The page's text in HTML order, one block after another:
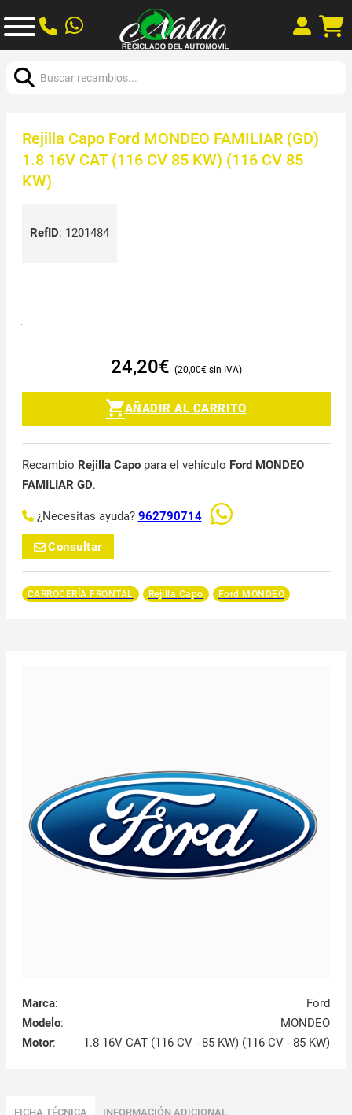
Rejilla Capo Ford MONDEO FAMILIAR (GD)
1.8 16V CAT (116 CV 85 KW) (116 CV 85
KW)
RefID: 1201484
24,20€ 20,00€
AÑADIR AL CARRITO
Recambio Rejilla Capopara el vehículo Ford MONDEO
FAMILIAR GD.
¿Necesitas ayuda? 962790714
Consultar
CARROCERÍA FRONTAL Rejilla Capo Ford MONDEO
Marca:
Ford
Modelo:
MONDEO
Motor: 1.8 16V CAT (116 CV - 85 KW) (116 CV - 85 KW)
FICHA TÉCNICA INFORMACIÓN ADICIONAL